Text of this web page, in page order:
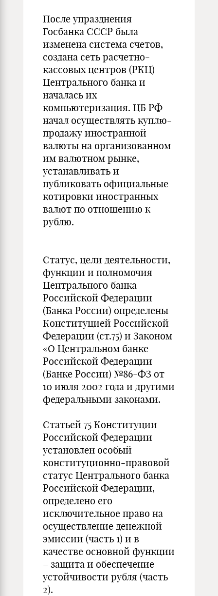
После упразднения
Госбанка СССР была
изменена система счетов,
создана сеть расчетно-
кассовых центров (РКЦ)
Центрального банка и
началась их
компьютеризация. ЦБ РФ
начал осуществлять куплю-
продажу иностранной
валюты на организованном
им валютном рынке,
устанавливать и
публиковать официальные
котировки иностранных
валют по отношению к
рублю.
Статус, цели деятельности,
функции и полномочия
Центрального банка
Российской Федерации
(Банка России) определены
Конституцией Российской
Федерации (ст.75) и Законом
«О Центральном банке
Российской Федерации
(Банке России) №86-ФЗ от
10 июля 2002 года и другими
федеральными законами.
Статьей 75 Конституции
Российской Федерации
установлен особый
конституционно-правовой
статус Центрального банка
Российской Федерации,
определено его
исключительное право на
осуществление денежной
эмиссии (часть 1) и в
качестве основной функции
– защита и обеспечение
устойчивости рубля (часть
2).